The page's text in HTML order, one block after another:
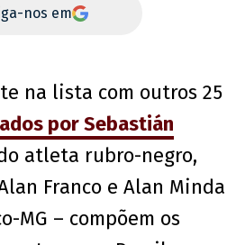
nos em
na lista com outros 25
por Sebastián
atleta rubro-negro,
Franco e Alan Minda
MG – compõem os